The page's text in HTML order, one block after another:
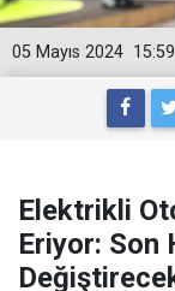
15:59
05 Mayıs 2024
Elektrikli
Eriyor: Son